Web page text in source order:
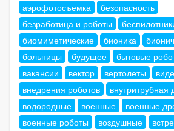
аэрофотосъемка
безопасность
безработица и роботы
биомиметические
бионика
больницы
будущее бытовые
вакансии
вектор вертолеты
внедрения роботов
внутритрубная
водородные
военные
военные
военные роботы
воздушные